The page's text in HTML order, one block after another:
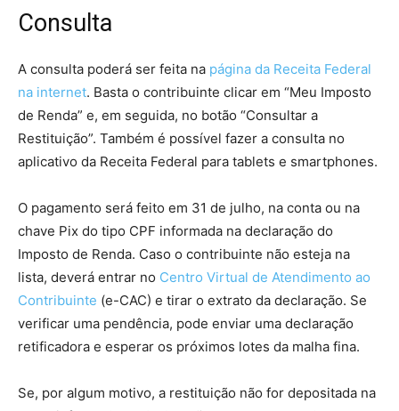
Consulta
A consulta poderá ser feita na página da Receita Federal
na internet. Basta o contribuinte clicar em “Meu Imposto
de Renda” e, em seguida, no botão “Consultar a
Restituição”. Também é possível fazer a consulta no
aplicativo da Receita Federal para tablets e smartphones.
O pagamento será feito em 31 de julho, na conta ou na
chave Pix do tipo CPF informada na declaração do
Imposto de Renda. Caso o contribuinte não esteja na
lista, deverá entrar no Centro Virtual de Atendimento ao
Contribuinte (e-CAC) e tirar o extrato da declaração. Se
verificar uma pendência, pode enviar uma declaração
retificadora e esperar os próximos lotes da malha fina.
Se, por algum motivo, a restituição não for depositada na